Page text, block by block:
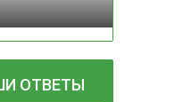
ОТВЕТЫ